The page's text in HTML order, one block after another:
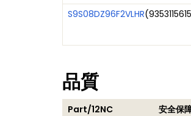
S9S08DZ96F2VLHR(
品質
Part/12NC 安全保